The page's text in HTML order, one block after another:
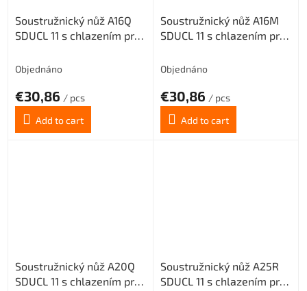
Soustružnický nůž A16Q
SDUCL 11 s chlazením pro
Objednáno
€30,86 / pcs
Add to cart
Soustružnický nůž A16M
SDUCL 11 s chlazením pro
Objednáno
€30,86 / pcs
Add to cart
Soustružnický nůž A20Q
SDUCL 11 s chlazením pro
Soustružnický nůž A25R
SDUCL 11 s chlazením pro